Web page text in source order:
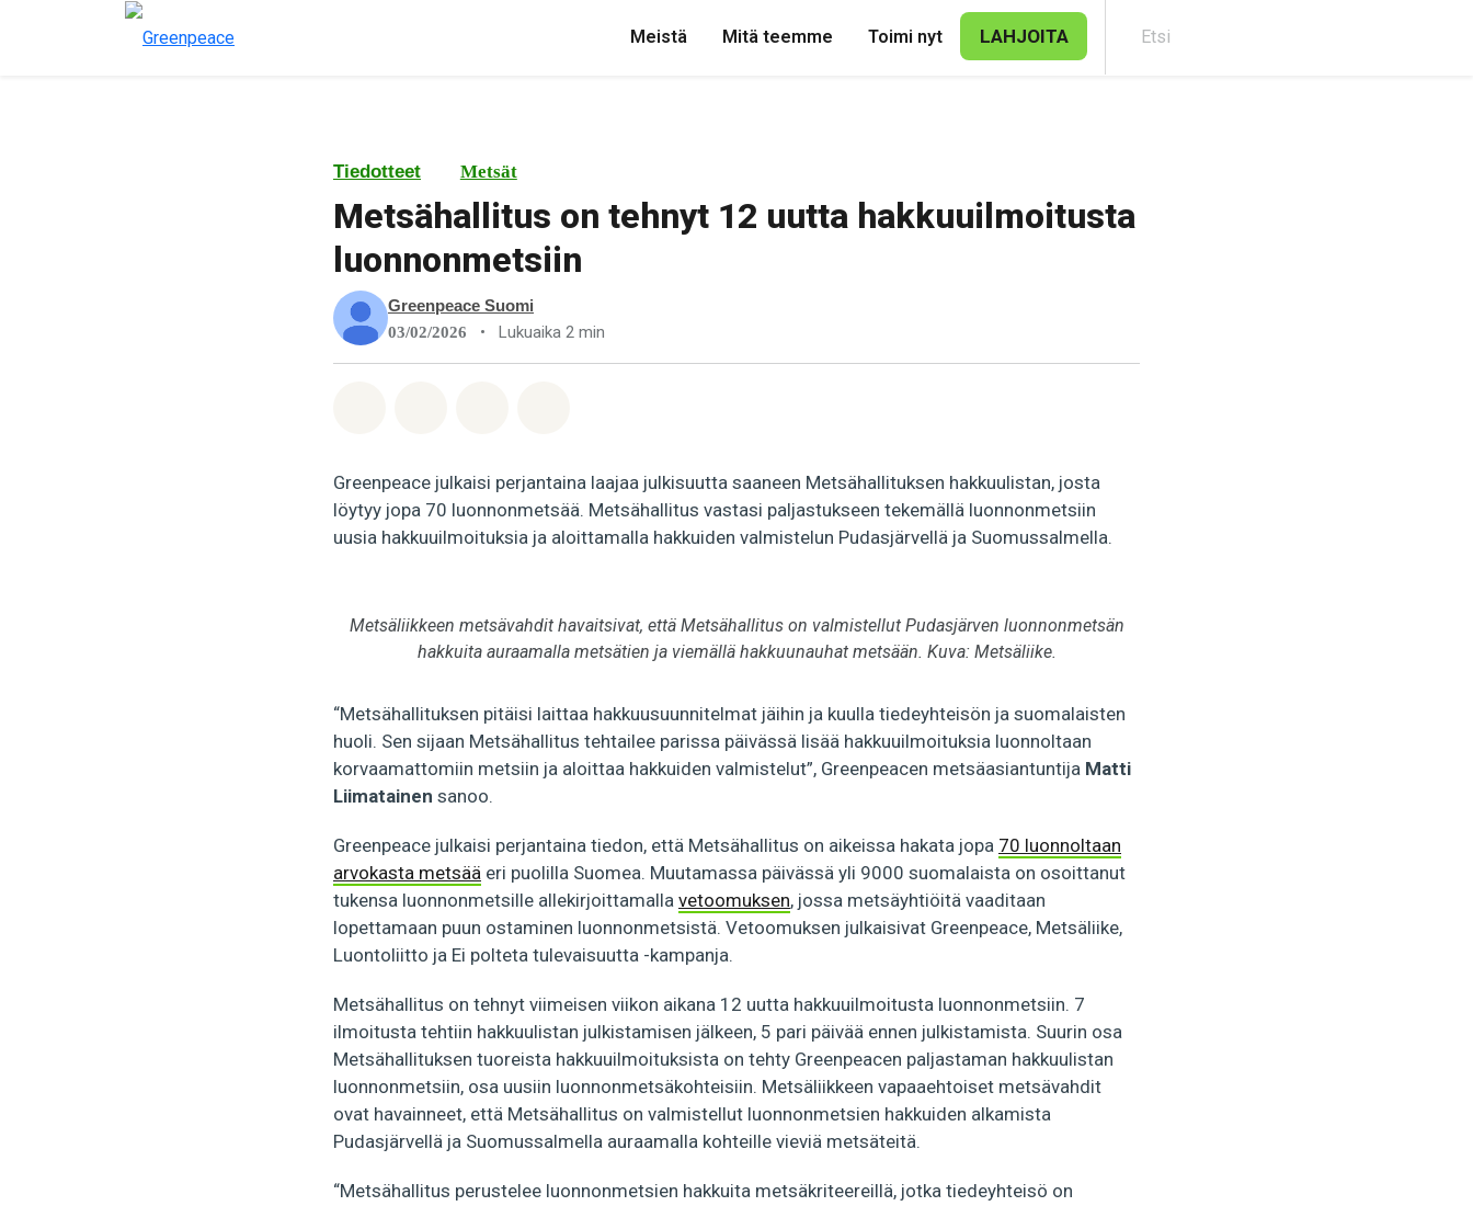
Meistä Mitä teemme Toimi nyt LAHJOITA
Tiedotteet Metsät
Metsähallitus on tehnyt 12 uutta hakkuuilmoitusta
luonnonmetsiin
Greenpeace Suomi
03/02/2026 • Lukuaika 2 min
Greenpeace julkaisi perjantaina laajaa julkisuutta saaneen Metsähallituksen hakkuulistan, josta
löytyy jopa 70 luonnonmetsää. Metsähallitus vastasi paljastukseen tekemällä luonnonmetsiin
uusia hakkuuilmoituksia ja aloittamalla hakkuiden valmistelun Pudasjärvellä ja Suomussalmella.
Metsäliikkeen metsävahdit havaitsivat, että Metsähallitus on valmistellut Pudasjärven luonnonmetsän
hakkuita auraamalla metsätien ja viemällä hakkuunauhat metsään. Kuva: Metsäliike.
“Metsähallituksen pitäisi laittaa hakkuusuunnitelmat jäihin ja kuulla tiedeyhteisön ja suomalaisten
huoli. Sen sijaan Metsähallitus tehtailee parissa päivässä lisää hakkuuilmoituksia luonnoltaan
korvaamattomiin metsiin ja aloittaa hakkuiden valmistelut”, Greenpeacen metsäasiantuntija Matti
Liimatainen sanoo.
Greenpeace julkaisi perjantaina tiedon, että Metsähallitus on aikeissa hakata jopa 70 luonnoltaan
arvokasta metsää eri puolilla Suomea. Muutamassa päivässä yli 9000 suomalaista on osoittanut
tukensa luonnonmetsille allekirjoittamalla vetoomuksen, jossa metsäyhtiöitä vaaditaan
lopettamaan puun ostaminen luonnonmetsistä. Vetoomuksen julkaisivat Greenpeace, Metsäliike,
Luontoliitto ja Ei polteta tulevaisuutta -kampanja.
Metsähallitus on tehnyt viimeisen viikon aikana 12 uutta hakkuuilmoitusta luonnonmetsiin. 7
ilmoitusta tehtiin hakkuulistan julkistamisen jälkeen, 5 pari päivää ennen julkistamista. Suurin osa
Metsähallituksen tuoreista hakkuuilmoituksista on tehty Greenpeacen paljastaman hakkuulistan
luonnonmetsiin, osa uusiin luonnonmetsäkohteisiin. Metsäliikkeen vapaaehtoiset metsävahdit
ovat havainneet, että Metsähallitus on valmistellut luonnonmetsien hakkuiden alkamista
Pudasjärvellä ja Suomussalmella auraamalla kohteille vieviä metsäteitä.
“Metsähallitus perustelee luonnonmetsien hakkuita metsäkriteereillä, jotka tiedeyhteisö on